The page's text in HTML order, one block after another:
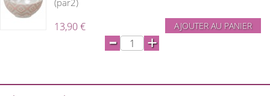
(par2)
13,90 € AJOUTER AU PANIER
- +